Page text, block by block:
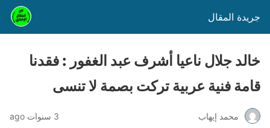
جريدة المقال
خالد جلال ناعيا أشرف عبد الغفور : فقدنا
قامة فنية عربية تركت بصمة لا تنسى
محمد إيهاب 3 سنوات ago